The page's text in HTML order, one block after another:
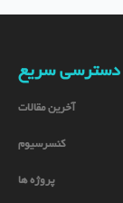
دسترسی سریع
آخرین مقالات
کنسرسیوم
پروژه ها